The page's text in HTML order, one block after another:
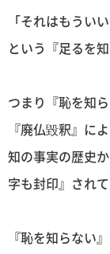
「それはもうい
という『足るを
つまり『恥を知
『廃仏毀釈』に
知の事実の歴史
字も封印』され
『恥を知らない